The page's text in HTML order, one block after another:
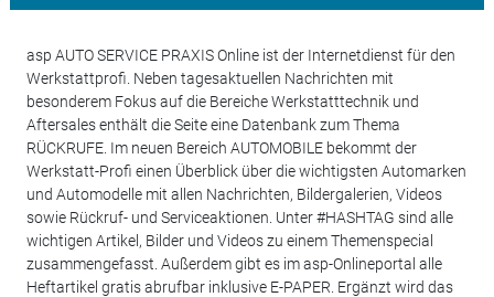
asp AUTO SERVICE PRAXIS Online ist der Internetdienst für den
Werkstattprofi. Neben tagesaktuellen Nachrichten mit
besonderem Fokus auf die Bereiche Werkstatttechnik und
Aftersales enthält die Seite eine Datenbank zum Thema
RÜCKRUFE. Im neuen Bereich AUTOMOBILE bekommt der
Werkstatt-Profi einen Überblick über die wichtigsten Automarken
und Automodelle mit allen Nachrichten, Bildergalerien, Videos
sowie Rückruf- und Serviceaktionen. Unter #HASHTAG sind alle
wichtigen Artikel, Bilder und Videos zu einem Themenspecial
zusammengefasst. Außerdem gibt es im asp-Onlineportal alle
Heftartikel gratis abrufbar inklusive E-PAPER. Ergänzt wird das